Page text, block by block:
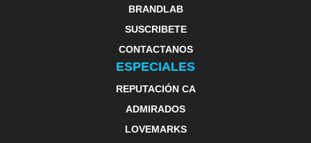
BRANDLAB
SUSCRIBETE
CONTACTANOS
ESPECIALES
REPUTACIÓN CA
ADMIRADOS
LOVEMARKS